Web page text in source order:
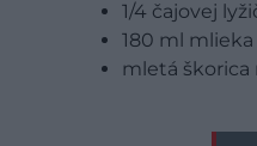
1/4 čajovej
180 ml mlieka
mletá škorica